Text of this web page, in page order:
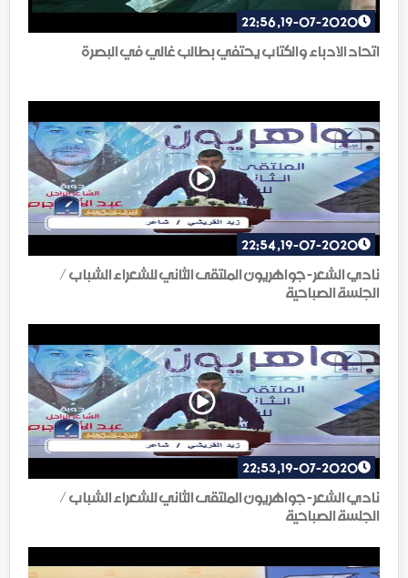
19-07-2020, 22:56
اتحاد الادباء والكتاب يحتفي بطالب غالي في البصرة
19-07-2020, 22:54
نادي الشعر - جواهريون الملتقى الثاني للشعراء الشباب /
الجلسة الصباحية
19-07-2020, 22:53
نادي الشعر - جواهريون الملتقى الثاني للشعراء الشباب /
الجلسة الصباحية